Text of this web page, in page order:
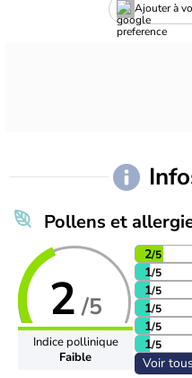
Ajouter à
Pollens et
2 /5
Indice pollinique
Faible
2/5
1/5
1/5
1/5
1/5
1/5
Voir